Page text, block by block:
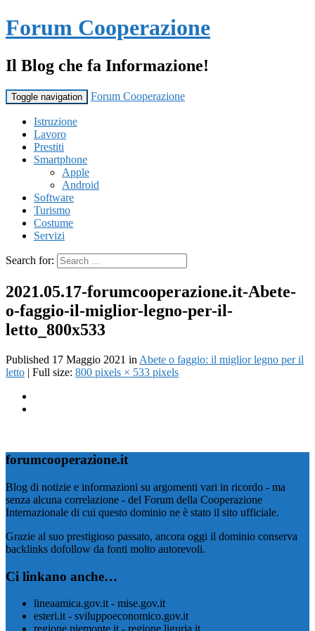
Forum Cooperazione
Il Blog che fa Informazione!
Toggle navigation Forum Cooperazione
Istruzione
Lavoro
Prestiti
Smartphone
Apple
Android
Software
Turismo
Costume
Servizi
Search for:
2021.05.17-forumcooperazione.it-Abete-
o-faggio-il-miglior-legno-per-il-
letto_800x533
Published 17 Maggio 2021 in Abete o faggio: il miglior legno per il
letto | Full size: 800 pixels × 533 pixels
forumcooperazione.it
Blog di notizie e informazioni su argomenti vari in ricordo - ma
senza alcuna correlazione - del Forum della Cooperazione
Internazionale di cui questo dominio ne è stato il sito ufficiale.
Grazie al suo prestigioso passato, ancora oggi il dominio conserva
backlinks dofollow da fonti molto autorevoli.
Ci linkano anche…
lineaamica.gov.it - mise.gov.it
esteri.it - sviluppoeconomico.gov.it